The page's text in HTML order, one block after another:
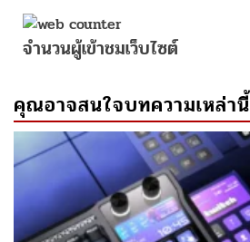
จำนวนผู้เข้าชมเว็บไซต์
คุณอาจสนใจบทความเหล่านี้